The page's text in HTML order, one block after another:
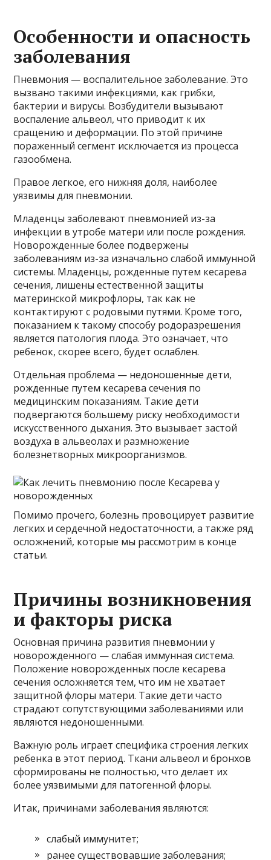
Особенности и опасность
заболевания
Пневмония — воспалительное заболевание. Это
вызвано такими инфекциями, как грибки,
бактерии и вирусы. Возбудители вызывают
воспаление альвеол, что приводит к их
сращению и деформации. По этой причине
пораженный сегмент исключается из процесса
газообмена.
Правое легкое, его нижняя доля, наиболее
уязвимы для пневмонии.
Младенцы заболевают пневмонией из-за
инфекции в утробе матери или после рождения.
Новорожденные более подвержены
заболеваниям из-за изначально слабой иммунной
системы. Младенцы, рожденные путем кесарева
сечения, лишены естественной защиты
материнской микрофлоры, так как не
контактируют с родовыми путями. Кроме того,
показанием к такому способу родоразрешения
является патология плода. Это означает, что
ребенок, скорее всего, будет ослаблен.
Отдельная проблема — недоношенные дети,
рожденные путем кесарева сечения по
медицинским показаниям. Такие дети
подвергаются большему риску необходимости
искусственного дыхания. Это вызывает застой
воздуха в альвеолах и размножение
болезнетворных микроорганизмов.
Помимо прочего, болезнь провоцирует развитие
легких и сердечной недостаточности, а также ряд
осложнений, которые мы рассмотрим в конце
статьи.
Причины возникновения
и факторы риска
Основная причина развития пневмонии у
новорожденного — слабая иммунная система.
Положение новорожденных после кесарева
сечения осложняется тем, что им не хватает
защитной флоры матери. Такие дети часто
страдают сопутствующими заболеваниями или
являются недоношенными.
Важную роль играет специфика строения легких
ребенка в этот период. Ткани альвеол и бронхов
сформированы не полностью, что делает их
более уязвимыми для патогенной флоры.
Итак, причинами заболевания являются:
слабый иммунитет;
ранее существовавшие заболевания;